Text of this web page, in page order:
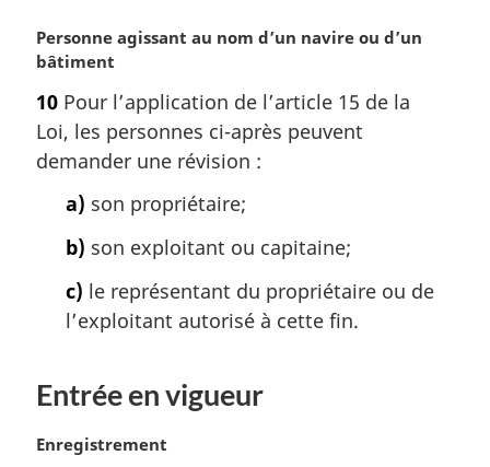
N
o
e
m
a
Personne agissant au nom d’un navire ou d’un
bâtiment
10 Pour l’application de l’article 15 de la
Loi, les personnes ci-après peuvent
demander une révision :
a) son propriétaire;
b) son exploitant ou capitaine;
c) le représentant du propriétaire ou de
l’exploitant autorisé à cette fin.
Entrée en vigueur
N
Enregistrement